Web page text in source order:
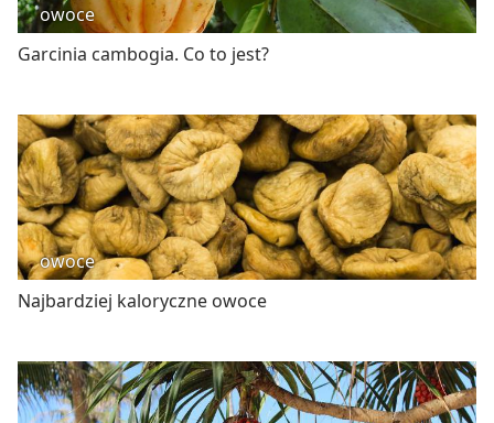
owoce
Garcinia cambogia. Co to jest?
owoce
Najbardziej kaloryczne owoce